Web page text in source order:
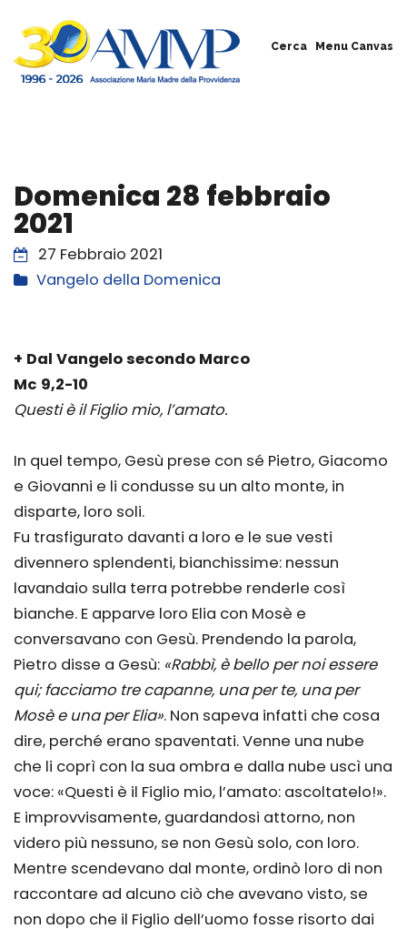
Cerca Menu Canvas
Domenica 28 febbraio
2021
27 Febbraio 2021
Vangelo della Domenica
+ Dal Vangelo secondo Marco
Mc 9,2-10
Questi è il Figlio mio, l’amato.
In quel tempo, Gesù prese con sé Pietro, Giacomo
e Giovanni e li condusse su un alto monte, in
disparte, loro soli.
Fu trasfigurato davanti a loro e le sue vesti
divennero splendenti, bianchissime: nessun
lavandaio sulla terra potrebbe renderle così
bianche. E apparve loro Elia con Mosè e
conversavano con Gesù. Prendendo la parola,
Pietro disse a Gesù: «Rabbì, è bello per noi essere
qui; facciamo tre capanne, una per te, una per
Mosè e una per Elia». Non sapeva infatti che cosa
dire, perché erano spaventati. Venne una nube
che li coprì con la sua ombra e dalla nube uscì una
voce: «Questi è il Figlio mio, l’amato: ascoltatelo!».
E improvvisamente, guardandosi attorno, non
videro più nessuno, se non Gesù solo, con loro.
Mentre scendevano dal monte, ordinò loro di non
raccontare ad alcuno ciò che avevano visto, se
non dopo che il Figlio dell’uomo fosse risorto dai